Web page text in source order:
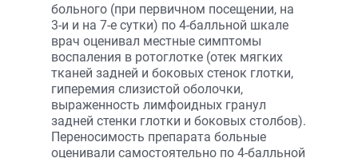
больного (при первичном посещении, на
3-и и на 7-е сутки) по 4-балльной шкале
врач оценивал местные симптомы
воспаления в ротоглотке (отек мягких
тканей задней и боковых стенок глотки,
гиперемия слизистой оболочки,
выраженность лимфоидных гранул
задней стенки глотки и боковых столбов).
Переносимость препарата больные
оценивали самостоятельно по 4-балльной